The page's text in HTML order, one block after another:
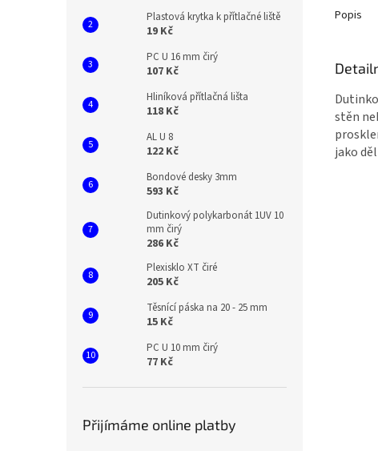
Plastová krytka k přítlačné liště
19 Kč
PC U 16 mm čirý
107 Kč
Hliníková přítlačná lišta
118 Kč
AL U 8
122 Kč
Bondové desky 3mm
593 Kč
Dutinkový polykarbonát 1UV 10
mm čirý
286 Kč
Plexisklo XT čiré
205 Kč
Těsnící páska na 20 - 25 mm
15 Kč
PC U 10 mm čirý
77 Kč
Přijímáme online platby
Popis
stěn
jako